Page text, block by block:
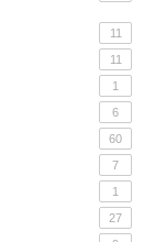
11
11
1
6
60
7
1
27